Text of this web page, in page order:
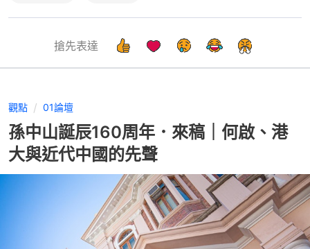
搶先表達
觀點 01論壇
孫中山誕辰160周年．來稿｜何啟、港
大與近代中國的先聲